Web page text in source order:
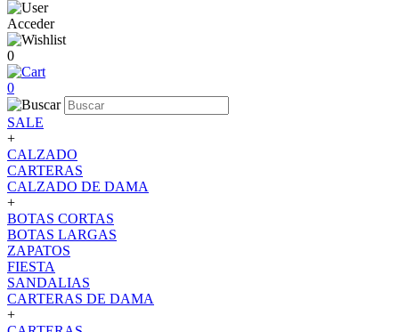
Acceder
0
0
SALE
+
CALZADO
CARTERAS
CALZADO DE DAMA
+
BOTAS CORTAS
BOTAS LARGAS
ZAPATOS
FIESTA
SANDALIAS
CARTERAS DE DAMA
+